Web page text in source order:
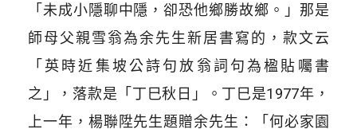
「未成小隱聊中隱，卻恐他鄉勝故鄉。」那是
師母父親雪翁為余先生新居書寫的，款文云
「英時近集坡公詩句放翁詞句為楹貼囑書
之」，落款是「丁巳秋日」。丁巳是1977年，
上一年，楊聯陞先生題贈余先生：「何必家園